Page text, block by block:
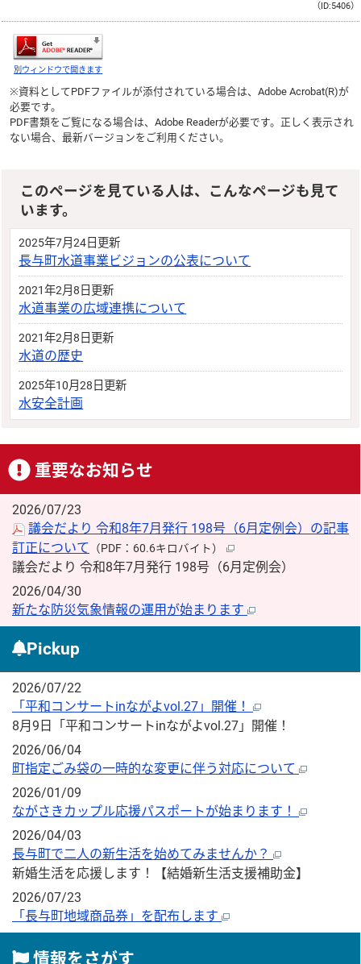
（ID:5406）
別ウィンドウで開きます
※資料としてPDFファイルが添付されている場合は、Adobe Acrobat(R)が
必要です。
PDF書類をご覧になる場合は、Adobe Readerが必要です。正しく表示され
ない場合、最新バージョンをご利用ください。
このページを見ている人は、こんなページも見て
います。
2025年7月24日更新
長与町水道事業ビジョンの公表について
2021年2月8日更新
水道事業の広域連携について
2021年2月8日更新
水道の歴史
2025年10月28日更新
水安全計画
重要なお知らせ
2026/07/23
議会だより 令和8年7月発行 198号（6月定例会）の記事
訂正について （PDF：60.6キロバイト）
議会だより 令和8年7月発行 198号（6月定例会）
2026/04/30
新たな防災気象情報の運用が始まります
Pickup
2026/07/22
「平和コンサートinながよvol.27」開催！
8月9日「平和コンサートinながよvol.27」開催！
2026/06/04
町指定ごみ袋の一時的な変更に伴う対応について
2026/01/09
ながさきカップル応援パスポートが始まります！
2026/04/03
長与町で二人の新生活を始めてみませんか？
新婚生活を応援します！【結婚新生活支援補助金】
2026/07/23
「長与町地域商品券」を配布します
情報をさがす